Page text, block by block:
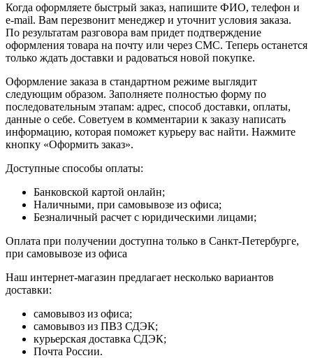
Когда оформляете быстрый заказ, напишите ФИО, телефон и
e-mail. Вам перезвонит менеджер и уточнит условия заказа.
По результатам разговора вам придет подтверждение
оформления товара на почту или через СМС. Теперь останется
только ждать доставки и радоваться новой покупке.
Оформление заказа в стандартном режиме выглядит
следующим образом. Заполняете полностью форму по
последовательным этапам: адрес, способ доставки, оплаты,
данные о себе. Советуем в комментарии к заказу написать
информацию, которая поможет курьеру вас найти. Нажмите
кнопку «Оформить заказ».
Доступные способы оплаты:
Банковской картой онлайн;
Наличными, при самовывозе из офиса;
Безналичный расчет с юридическими лицами;
Оплата при получении доступна только в Санкт-Петербурге,
при самовывозе из офиса
Наш интернет-магазин предлагает несколько вариантов
доставки:
самовывоз из офиса;
самовывоз из ПВЗ СДЭК;
курьерская доставка СДЭК;
Почта России.